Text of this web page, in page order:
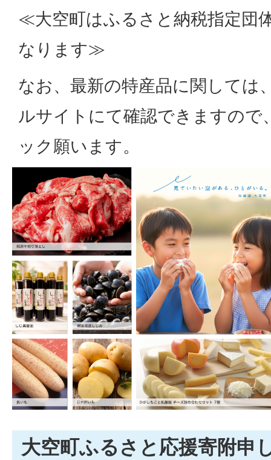
≪大空町はふるさと納税指定団
なります≫
なお、最新の特産品に関しては
ルサイトにて確認できますので
ック願います。
大空町ふるさと応援寄附申